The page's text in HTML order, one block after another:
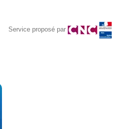
Service proposé par